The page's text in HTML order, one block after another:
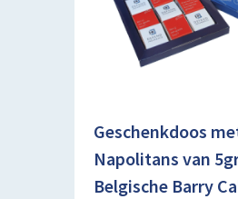
Geschenkdoos
Napolitans van
Belgische Barry